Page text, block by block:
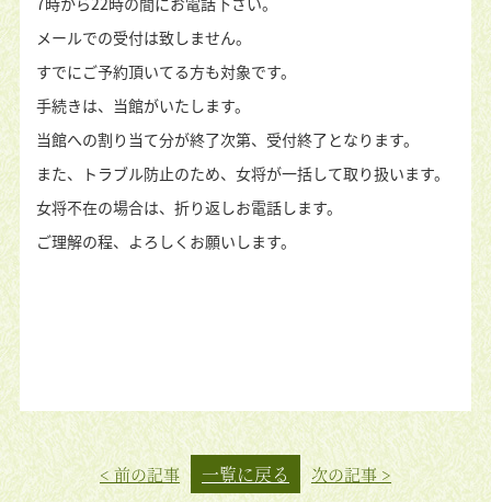
メールでの受付は致しません。
すでにご予約頂いてる方も対象です。
手続きは、当館がいたします。
当館への割り当て分が終了次第、受付終了となります。
また、トラブル防止のため、女将が一括して取り扱います。
女将不在の場合は、折り返しお電話します。
ご理解の程、よろしくお願いします。
< 前の記事 一覧に戻る 次の記事 >